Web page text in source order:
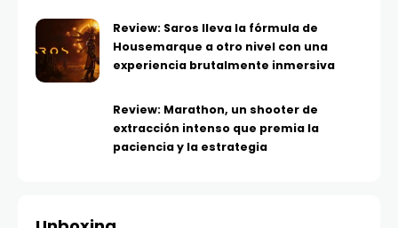
Review: Saros lleva la fórmula de
Housemarque a otro nivel con una
experiencia brutalmente inmersiva
Review: Marathon, un shooter de
extracción intenso que premia la
paciencia y la estrategia